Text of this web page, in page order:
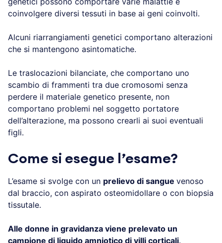
coinvolgere diversi tessuti in base ai geni coinvolti.
Alcuni riarrangiamenti genetici comportano alterazioni
che si mantengono asintomatiche.
Le traslocazioni bilanciate, che comportano uno
scambio di frammenti tra due cromosomi senza
perdere il materiale genetico presente, non
comportano problemi nel soggetto portatore
dell’alterazione, ma possono crearli ai suoi eventuali
figli.
Come si esegue l’esame?
L’esame si svolge con un prelievo di sangue venoso
dal braccio, con aspirato osteomidollare o con biopsia
tissutale.
Alle donne in gravidanza viene prelevato un
campione di liquido amniotico di villi corticali.